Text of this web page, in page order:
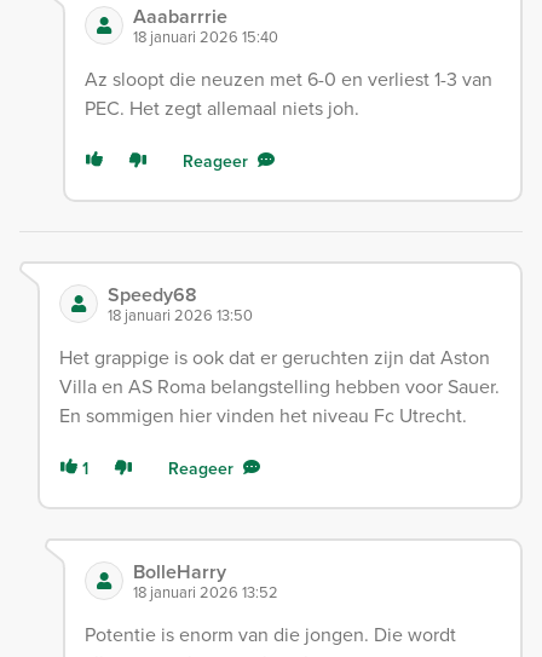
Aaabarrrie
18 januari 2026 15:40
Az sloopt die neuzen met 6-0 en verliest 1-3 van
PEC. Het zegt allemaal niets joh.
Reageer
Speedy68
18 januari 2026 13:50
Het grappige is ook dat er geruchten zijn dat Aston
Villa en AS Roma belangstelling hebben voor Sauer.
En sommigen hier vinden het niveau Fc Utrecht.
1 Reageer
BolleHarry
18 januari 2026 13:52
Potentie is enorm van die jongen. Die wordt